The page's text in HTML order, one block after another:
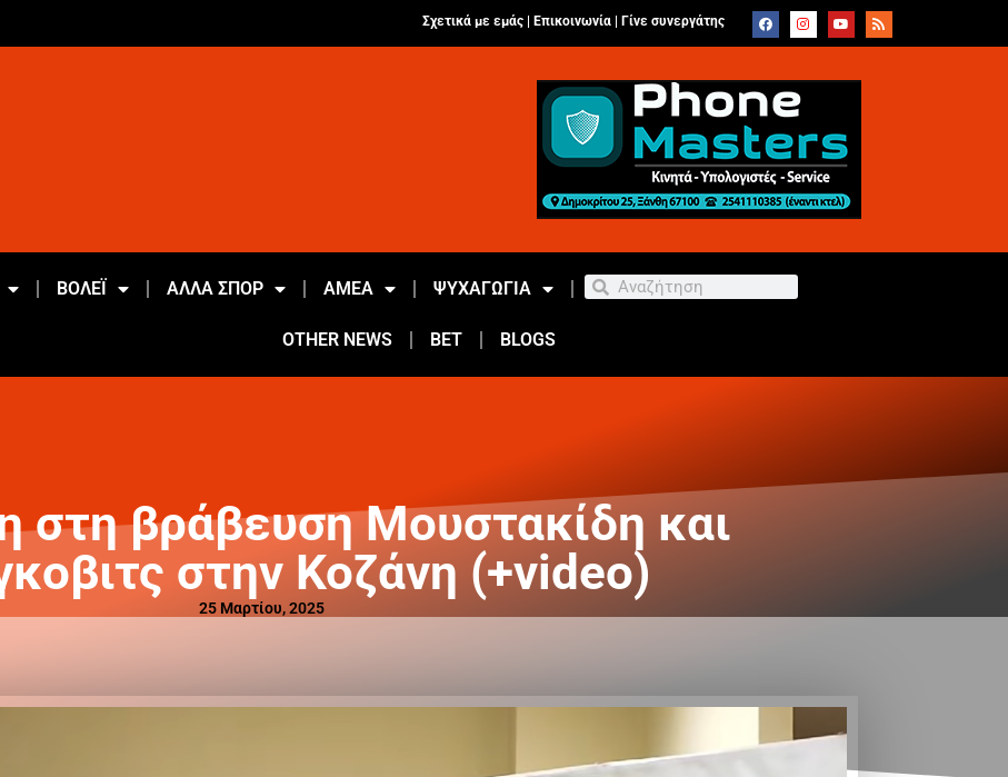
Σχετικά με εμάς | Επικοινωνία Γίνε συνεργάτης
ΒΟΛΕΪ ΑΛΛΑ ΣΠΟΡ ΑΜΕΑ ΨΥΧΑΓΩΓΙΑ
OTHER NEWS BET BLOGS
στη βράβευση Μουστακίδη και
στην Κοζάνη (+video)
25 Μαρτίου, 2025